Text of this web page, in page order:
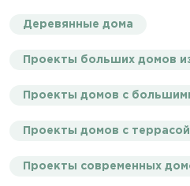
Деревянные дома
Проекты больших домов
Проекты домов с
Проекты домов с террасой
Проекты современных